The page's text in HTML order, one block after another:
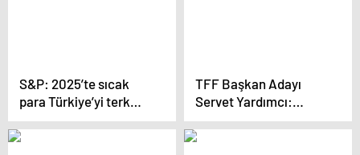
S&P: 2025’te sıcak
para Türkiye’yi terk
edebilir
TFF Başkan Adayı
Servet Yardımcı:
“Paraşütle inen biri
değilim”